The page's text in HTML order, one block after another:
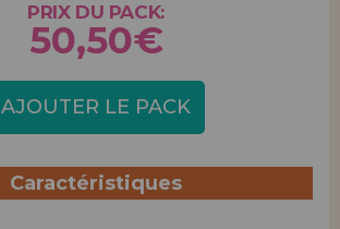
PRIX DU PACK:
50,50€
AJOUTER LE PACK
Caractéristiques